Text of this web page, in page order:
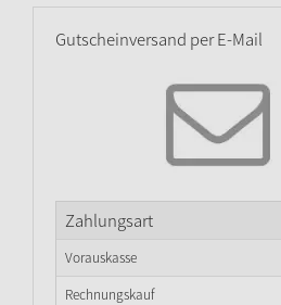
Gutscheinversand per E-Mail
Zahlungsart
Vorauskasse
Rechnungskauf